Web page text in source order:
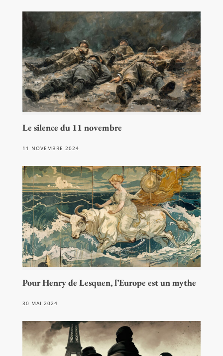
Le silence du 11 novembre
11 NOVEMBRE 2024
Pour Henry de Lesquen, l’Europe est un mythe
30 MAI 2024